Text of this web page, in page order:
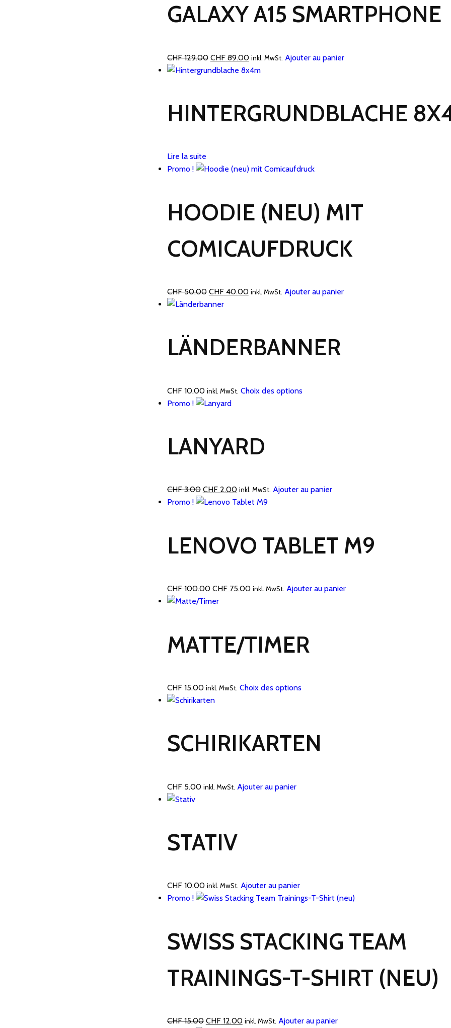
GALAXY A15 SMARTPHONE
CHF129.00 Le
prix
CHF 129.00.
CHF89.00Le
prix
CHF 89.00.
inkl. MwSt. Ajouter au panier
HINTERGRUNDBLACHE
Lire la suite
Promo !
HOODIE (NEU) MIT
COMICAUFDRUCK
CHF50.00 Le
prix
CHF 50.00.
CHF40.00Le
CHF 40.00.
inkl. MwSt. Ajouter au panier
LÄNDERBANNER
CHF10.00 inkl. MwSt. Choix des optionsCe
être
page
du
Promo !
LANYARD
CHF3.00 Le
prix
CHF 3.00.
CHF2.00Le
prix
CHF 2.00.
inkl. MwSt. Ajouter au panier
Promo !
LENOVO TABLET M9
CHF100.00 Le
prix
CHF 100.00.
CHF75.00Le
CHF 75.00.
inkl. MwSt. Ajouter au panier
MATTE/TIMER
CHF15.00 inkl. MwSt. Choix des optionsCe
variations.
Les
SCHIRIKARTEN
CHF5.00 inkl. MwSt. Ajouter au panier
STATIV
CHF10.00 inkl. MwSt. Ajouter au panier
Promo !
SWISS STACKING TEAM
TRAININGS-T-SHIRT (NEU)
CHF15.00 Le
CHF12.00Le
inkl. MwSt. Ajouter au panier